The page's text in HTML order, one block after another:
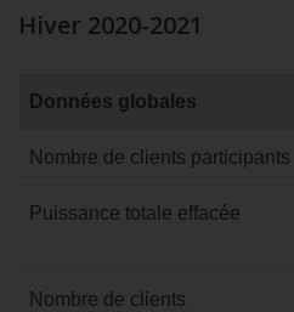
Hiver 2020-2021
globales
2020-
Données globales
Nombre de clients participants
Puissance totale effacée
Nombre de clients